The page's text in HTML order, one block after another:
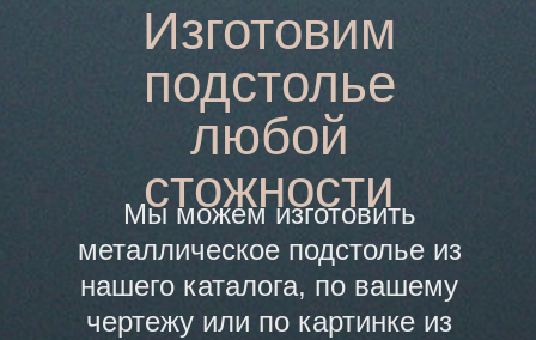
Изготовим
подстолье
любой
стожности
Мы можем изготовить
металлическое подстолье из
нашего каталога, по вашему
чертежу или по картинке из